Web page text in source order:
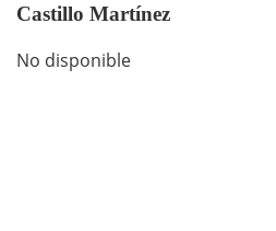
Castillo Martínez
No disponible